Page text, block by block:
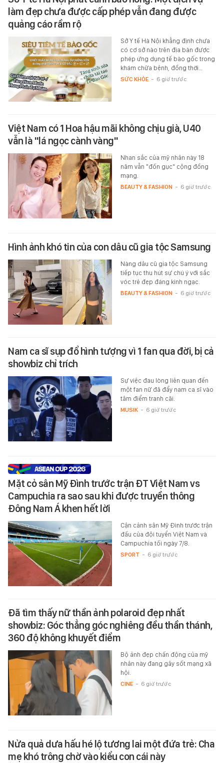
làm đẹp chưa được cấp phép vẫn đang được
quảng cáo rầm rộ
Sở Y tế Hà Nội khẳng định chưa
có cơ sở nào trên địa bàn được
phép ứng dụng tế bào gốc trong
khám chữa bệnh, đồng thời…
SỨC KHỎE - 6 giờ trước
Việt Nam có 1 Hoa hậu mãi không chịu già, U40
vẫn là "lá ngọc cành vàng"
Nhan sắc của mỹ nhân này 18
năm vẫn "đốn gục" cộng đồng
mạng.
BEAUTY & FASHION - 6 giờ trước
Hình ảnh khó tin của con dâu cũ gia tộc Samsung
Nàng dâu cũ gia tộc Samsung
tiếp tục thu hút sự chú ý với sắc
vóc trẻ đẹp đáng kinh ngạc.
BEAUTY & FASHION - 6 giờ trước
Nam ca sĩ sụp đổ hình tượng vì 1 fan qua đời, bị cả
showbiz chỉ trích
Sự việc đau lòng liên quan đến
một fan nữ đã đẩy nam ca sĩ vào
tâm điểm tranh cãi.
MUSIK - 6 giờ trước
Mặt cỏ sân Mỹ Đình trước trận ĐT Việt Nam vs
Campuchia ra sao sau khi được truyền thông
Đông Nam Á khen hết lời
Cận cảnh sân Mỹ Đình trước trận
đấu của đội tuyển Việt Nam và
Campuchia tối ngày 7/8.
SPORT - 6 giờ trước
Đã tìm thấy nữ thần ảnh polaroid đẹp nhất
showbiz: Góc thẳng góc nghiêng đều thần thánh,
360 độ không khuyết điểm
Bộ ảnh đẹp chấn động của mỹ
nhân này đang gây sốt mạng xã
hội.
CINE - 6 giờ trước
Nửa quả dưa hấu hé lộ tương lai một đứa trẻ: Cha
mẹ khó trông chờ vào kiểu con cái này